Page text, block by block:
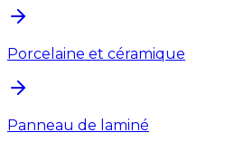
Porcelaine et céramique
Panneau de laminé